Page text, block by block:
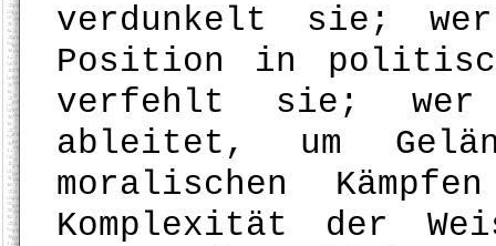
verdunkelt sie;
Position in
verfehlt sie; wer
ableitet, um
moralischen
Komplexität der